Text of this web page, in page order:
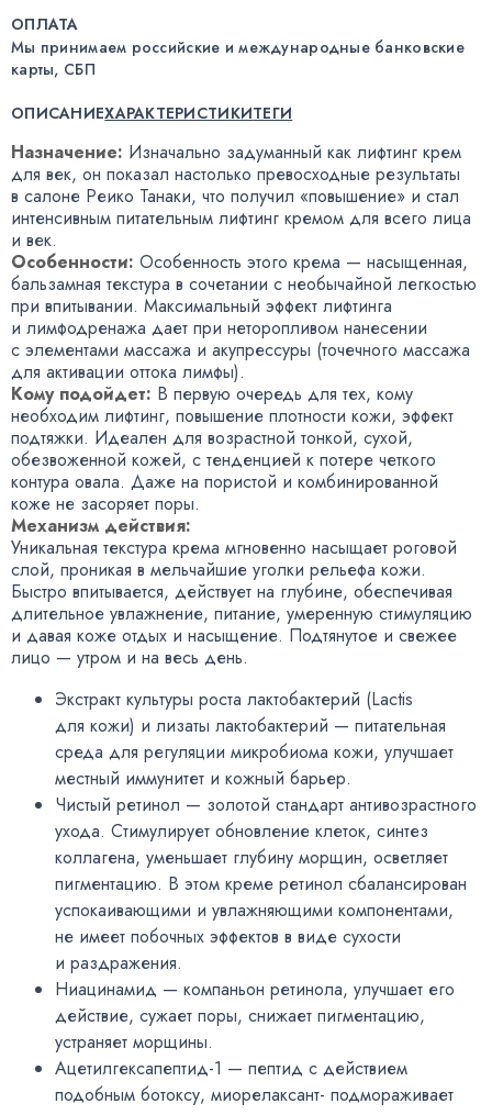
ОПЛАТА
Мы принимаем российские и международные банковские
карты, СБП
ОПИСАНИЕХАРАКТЕРИСТИКИТЕГИ
Назначение: Изначально задуманный как лифтинг крем
для век, он показал настолько превосходные результаты
в салоне Реико Танаки, что получил «повышение» и стал
интенсивным питательным лифтинг кремом для всего лица
и век.
Особенности: Особенность этого крема — насыщенная,
бальзамная текстура в сочетании с необычайной легкостью
при впитывании. Максимальный эффект лифтинга
и лимфодренажа дает при неторопливом нанесении
с элементами массажа и акупрессуры (точечного массажа
для активации оттока лимфы).
Кому подойдет: В первую очередь для тех, кому
необходим лифтинг, повышение плотности кожи, эффект
подтяжки. Идеален для возрастной тонкой, сухой,
обезвоженной кожей, с тенденцией к потере четкого
контура овала. Даже на пористой и комбинированной
коже не засоряет поры.
Механизм действия:
Уникальная текстура крема мгновенно насыщает роговой
слой, проникая в мельчайшие уголки рельефа кожи.
Быстро впитывается, действует на глубине, обеспечивая
длительное увлажнение, питание, умеренную стимуляцию
и давая коже отдых и насыщение. Подтянутое и свежее
лицо — утром и на весь день.
Экстракт культуры роста лактобактерий (Lactis
для кожи) и лизаты лактобактерий — питательная
среда для регуляции микробиома кожи, улучшает
местный иммунитет и кожный барьер.
Чистый ретинол — золотой стандарт антивозрастного
ухода. Стимулирует обновление клеток, синтез
коллагена, уменьшает глубину морщин, осветляет
пигментацию. В этом креме ретинол сбалансирован
успокаивающими и увлажняющими компонентами,
не имеет побочных эффектов в виде сухости
и раздражения.
Ниацинамид — компаньон ретинола, улучшает его
действие, сужает поры, снижает пигментацию,
устраняет морщины.
Ацетилгексапептид-1 — пептид с действием
подобным ботоксу, миорелаксант- подмораживает